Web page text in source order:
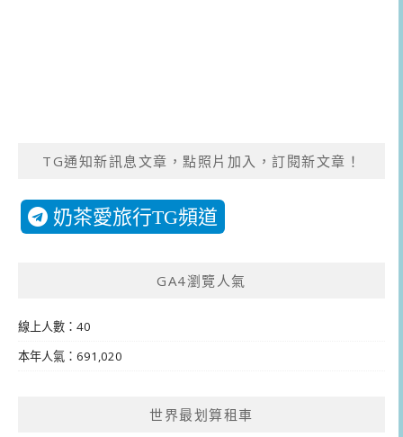
TG通知新訊息文章，點照片加入，訂閱新文章！
奶茶愛旅行TG頻道
GA4瀏覽人氣
線上人數：40
本年人氣：691,020
世界最划算租車